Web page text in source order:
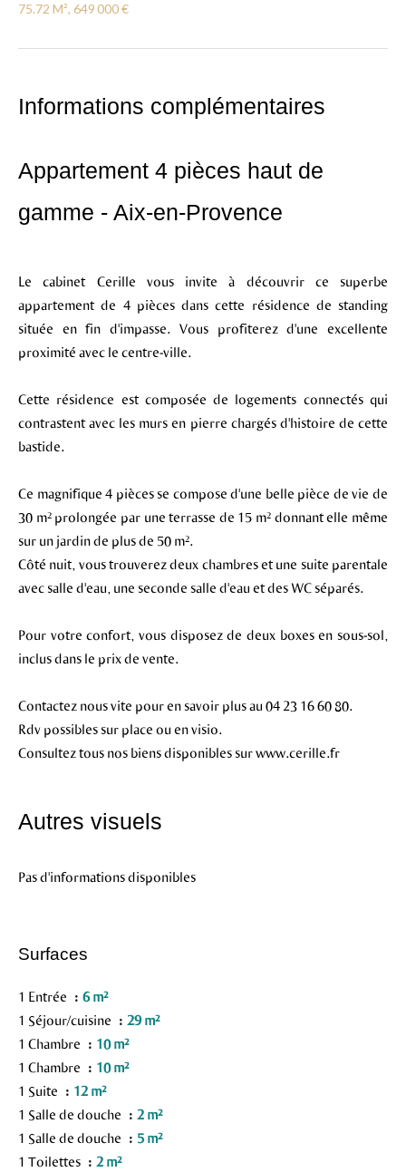
75.72 M², 649 000 €
Informations complémentaires
Appartement 4 pièces haut de
gamme - Aix-en-Provence
Le cabinet Cerille vous invite à découvrir ce superbe
appartement de 4 pièces dans cette résidence de standing
située en fin d'impasse. Vous profiterez d'une excellente
proximité avec le centre-ville.
Cette résidence est composée de logements connectés qui
contrastent avec les murs en pierre chargés d'histoire de cette
bastide.
Ce magnifique 4 pièces se compose d'une belle pièce de vie de
30 m² prolongée par une terrasse de 15 m² donnant elle même
sur un jardin de plus de 50 m².
Côté nuit, vous trouverez deux chambres et une suite parentale
avec salle d'eau, une seconde salle d'eau et des WC séparés.
Pour votre confort, vous disposez de deux boxes en sous-sol,
inclus dans le prix de vente.
Contactez nous vite pour en savoir plus au 04 23 16 60 80.
Rdv possibles sur place ou en visio.
Consultez tous nos biens disponibles sur www.cerille.fr
Autres visuels
Pas d'informations disponibles
Surfaces
1 Entrée
6 m²
1 Séjour/cuisine
29 m²
1 Chambre
10 m²
1 Chambre
10 m²
1 Suite
12 m²
1 Salle de douche
2 m²
1 Salle de douche
5 m²
1 Toilettes
2 m²